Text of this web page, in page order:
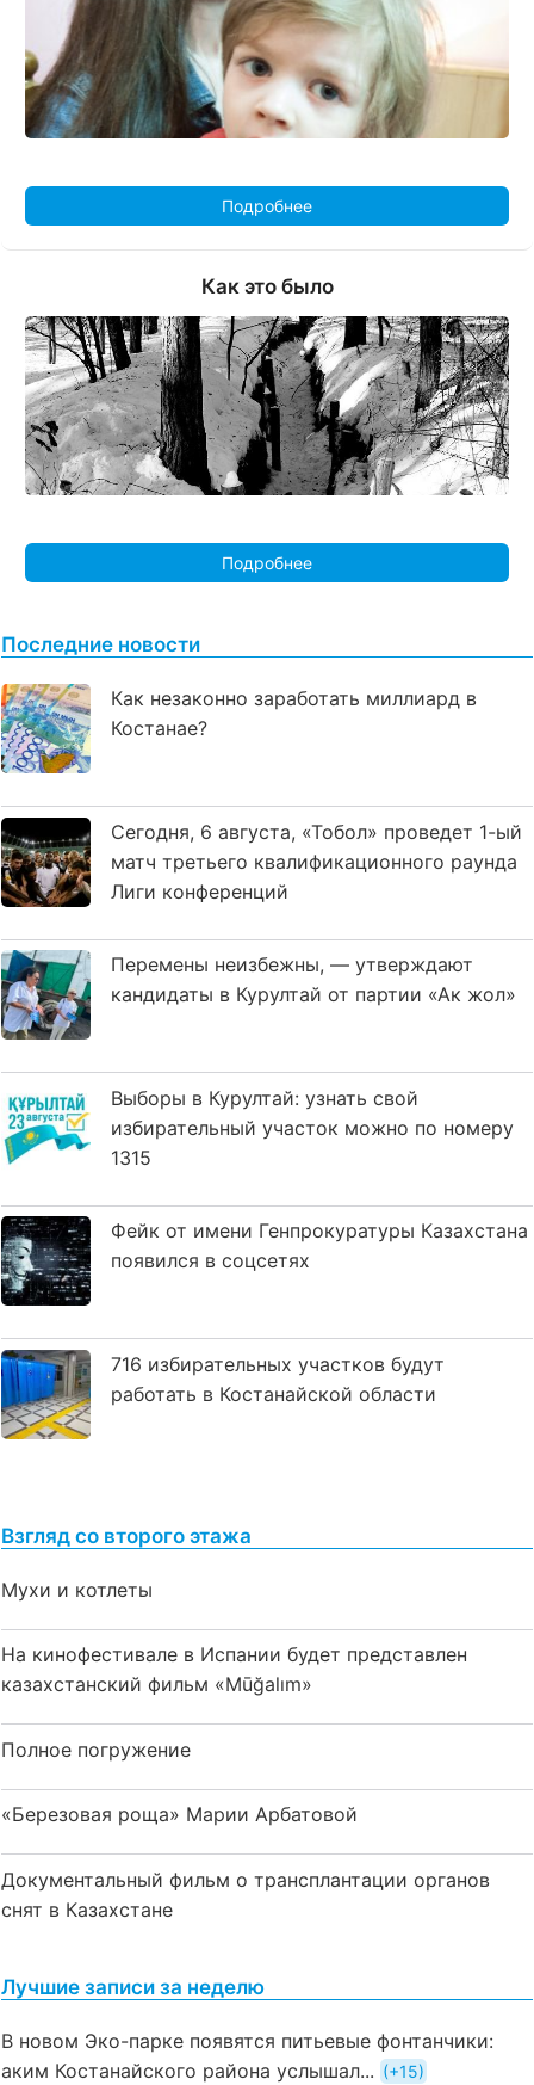
Подробнее
Как это было
Подробнее
Последние новости
Как незаконно заработать миллиард в
Костанае?
Сегодня, 6 августа, «Тобол» проведет 1-ый
матч третьего квалификационного раунда
Лиги конференций
Перемены неизбежны, — утверждают
кандидаты в Курултай от партии «Ак жол»
Выборы в Курултай: узнать свой
избирательный участок можно по номеру
1315
Фейк от имени Генпрокуратуры Казахстана
появился в соцсетях
716 избирательных участков будут
работать в Костанайской области
Взгляд со второго этажа
Мухи и котлеты
На кинофестивале в Испании будет представлен
казахстанский фильм «Mūğalım»
Полное погружение
«Березовая роща» Марии Арбатовой
Документальный фильм о трансплантации органов
снят в Казахстане
Лучшие записи за неделю
В новом Эко-парке появятся питьевые фонтанчики:
аким Костанайского района услышал...
+15